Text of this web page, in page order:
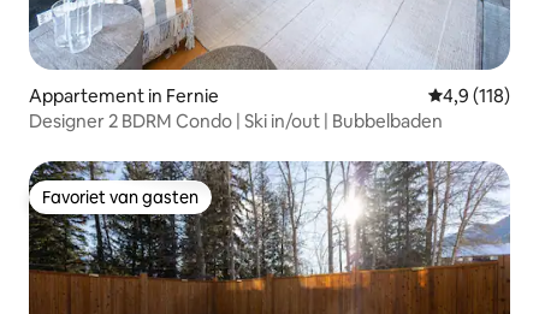
Appartement in Fernie Gemiddelde
4,9 (118)
Designer 2 BDRM Condo | Ski in/out | Bubbelbaden
Favoriet van gasten
Favoriet van gasten